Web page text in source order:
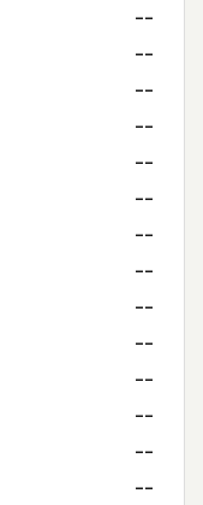
--
--
--
--
--
--
--
--
--
--
--
--
--
--